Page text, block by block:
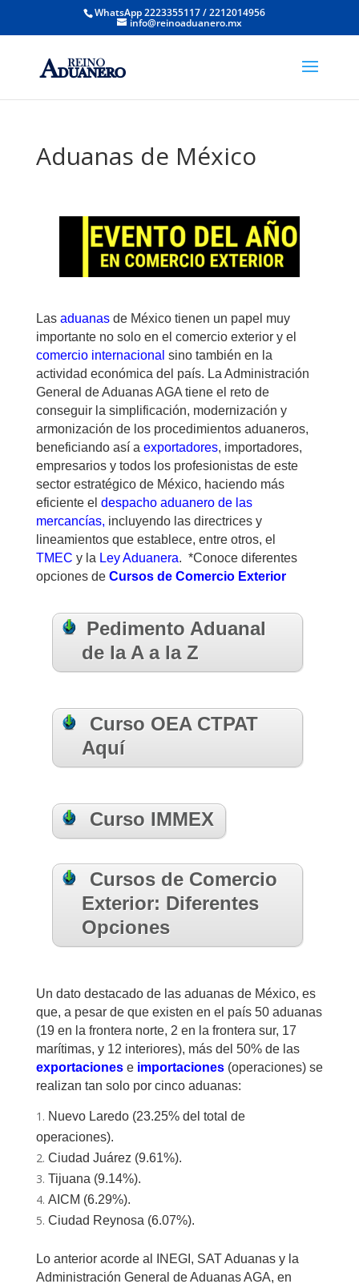
WhatsApp 2223355117 / 2212014956
info@reinoaduanero.mx
Aduanas de México
Las aduanasde México tienen un papel muy
importante no solo en el comercio exterior y el
comercio internacional sino también en la
actividad económica del país. La Administración
General de Aduanas AGA tiene el reto de
conseguir la simplificación, modernización y
armonización de los procedimientos aduaneros,
beneficiando así a exportadores, importadores,
empresarios y todos los profesionistas de este
sector estratégico de México, haciendo más
eficiente el despacho aduanero de las
mercancías, incluyendo las directrices y
lineamientos que establece, entre otros, el
TMEC y la Ley Aduanera. *Conoce diferentes
opciones de Cursos de Comercio Exterior
Pedimento Aduanal
de la A a la Z
Curso OEA CTPAT
Aquí
Curso IMMEX
Cursos de Comercio
Exterior: Diferentes
Opciones
Un dato destacado de las aduanas de México, es
que, a pesar de que existen en el país 50 aduanas
(19 en la frontera norte, 2 en la frontera sur, 17
marítimas, y 12 interiores), más del 50% de las
exportacionese importaciones(operaciones) se
realizan tan solo por cinco aduanas:
Nuevo Laredo (23.25% del total de
operaciones).
Ciudad Juárez (9.61%).
Tijuana (9.14%).
AICM (6.29%).
Ciudad Reynosa (6.07%).
Lo anterior acorde al INEGI, SAT Aduanas y la
Administración General de Aduanas AGA, en